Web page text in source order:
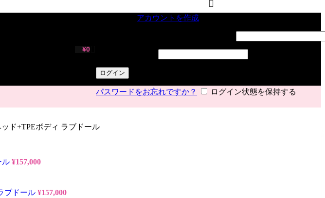
¥0
アカウントを作成
ログイン
パスワードをお忘れですか？ ログイン状態を保持する
ド+TPEボディ ラブドール
ル ¥157,000
大ラブドール ¥157,000